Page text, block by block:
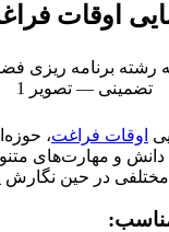
اوقات
اوقات فراغت،
دانش و مهارت‌های
در حین نگارش